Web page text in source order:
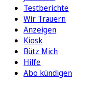
Testberichte
Wir Trauern
Anzeigen
Kiosk
Bütz Mich
Hilfe
Abo kündigen